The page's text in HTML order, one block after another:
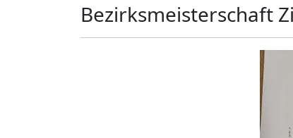
Bezirksmeisterschaft